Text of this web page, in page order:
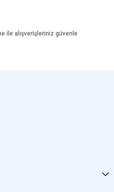
ile alışverişleriniz güvenle